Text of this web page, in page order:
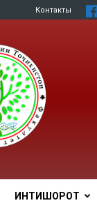
Контакты
ИНТИШОРОТ